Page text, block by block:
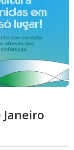
Janeiro